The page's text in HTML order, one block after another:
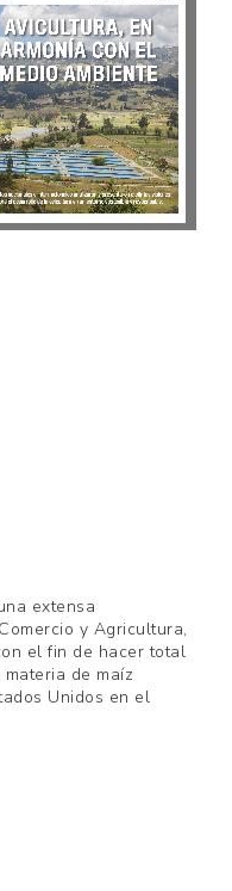
extensa
y Agricultura,
el fin de hacer total
de maíz
Unidos en el